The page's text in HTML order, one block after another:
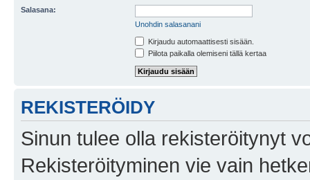
Salasana:
Unohdin salasanani
Kirjaudu automaattisesti sisään.
Piilota paikalla olemiseni tällä kertaa
REKISTERÖIDY
Sinun tulee olla rekisteröitynyt
Rekisteröityminen vie vain